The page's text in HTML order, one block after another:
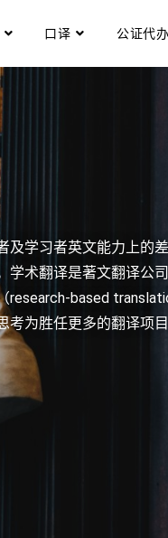
口译 公证代办
及学习者英文能力上的
学术翻译是著文翻译公
research-based
考为胜任更多的翻译项